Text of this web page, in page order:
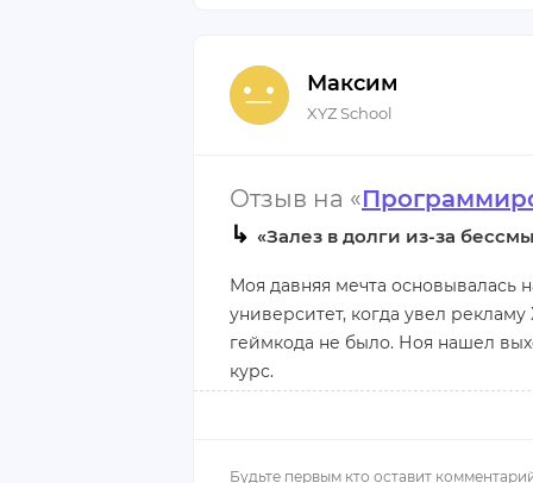
в данном обучении, я записался
больше, нежели на прежнем
Плюсы:
Хороший преподавательский
Незавершенная программа курса.
Максим
XYZ School
Отзыв на «
↳ «Залез в долги из-за
Моя давняя мечта основывалась
университет, когда увел
геймкода не было. Ноя нашел
курс.
установку UE, которую итак